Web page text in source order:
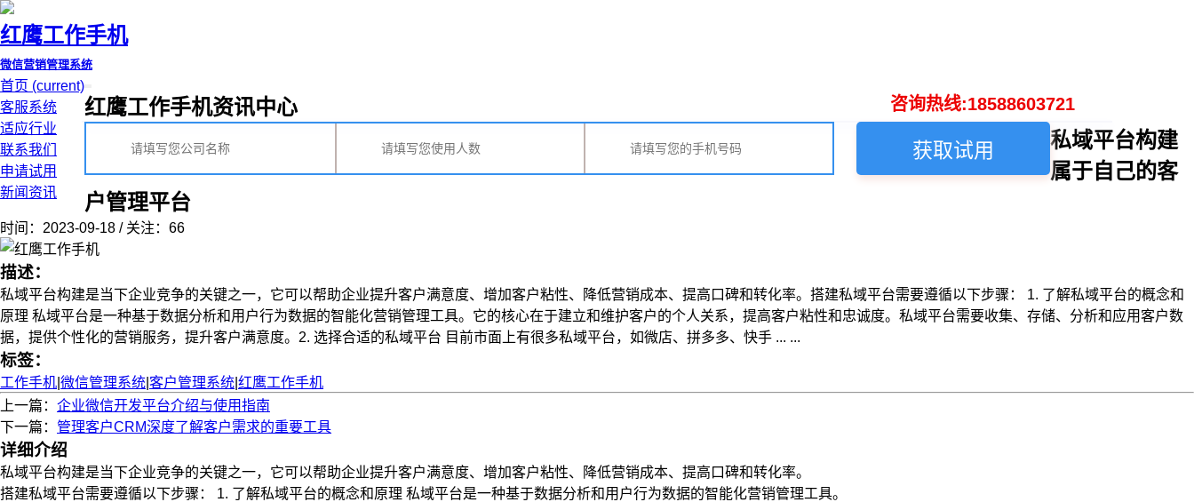
红鹰工作手机
微信营销管理系统
首页 (current)
客服系统
适应行业
联系我们
申请试用
新闻资讯
咨询热线:18588603721
红鹰工作手机资讯中心
获取试用
私域平台构建
属于自己的客
户管理平台
时间：2023-09-18 / 关注：66
描述：
私域平台构建是当下企业竞争的关键之一，它可以帮助企业提升客户满意度、增加客户粘性、降低营销成本、提高口碑和转化率。搭建私域平台需要遵循以下步骤： 1. 了解私域平台的概念和
原理 私域平台是一种基于数据分析和用户行为数据的智能化营销管理工具。它的核心在于建立和维护客户的个人关系，提高客户粘性和忠诚度。私域平台需要收集、存储、分析和应用客户数
据，提供个性化的营销服务，提升客户满意度。2. 选择合适的私域平台 目前市面上有很多私域平台，如微店、拼多多、快手 ... ...
标签：
工作手机 微信管理系统 客户管理系统 红鹰工作手机
上一篇： 企业微信开发平台介绍与使用指南
下一篇： 管理客户CRM深度了解客户需求的重要工具
详细介绍
私域平台构建是当下企业竞争的关键之一，它可以帮助企业提升客户满意度、增加客户粘性、降低营销成本、提高口碑和转化率。
搭建私域平台需要遵循以下步骤： 1. 了解私域平台的概念和原理 私域平台是一种基于数据分析和用户行为数据的智能化营销管理工具。